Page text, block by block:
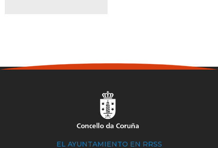
EL AYUNTAMIENTO EN RRSS